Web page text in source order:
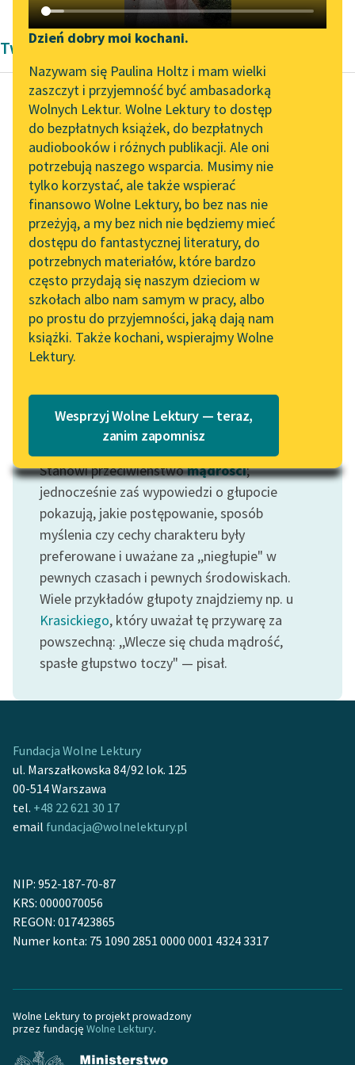
Katalog DAISY
Podkasty o książkach
Zgłoś brak utworu
Aktualności
„Prokurator Alicja Horn”
do słuchania
Byliśmy częścią AI Impact
Lab
Zapraszamy na spotkanie
online z tłumaczkami
literatury skandynawskiej
Spotkanie z Katarzyną
Tunkiel w Oslo
102. lata temu zmarł
Joseph Conrad
Lektury szkolne i klasyka
literatury do słuchania dla
uczennic i uczniów z
niepełnosprawnościami
E-kolekcja lektur
szkolnych i literatury do
słuchania dla uczennic i
uczniów z
niepełnosprawnościami
Feministyczne inspiracje.
Popularyzacja
skandynawskiej literatury
Kolekcje edukacyjne
twórców przechodzących
do domeny publicznej,
lektur szkolnych oraz
Starego Testamentu
Szkoła Poezji Wolnych
Lektur
Narzędzia
Mapa Wolnych Lektur
Leśmianator
Przewodnik dla piszących i
czytających
API
OAI-PMH
Widget Wolnych Lektur
Przypisy
Katalog w formacie PDF
O nas
O projekcie
Zespół
Dzień dobry moi kochani.
Nazywam się Paulina Holtz i mam wielki
zaszczyt i przyjemność być ambasadorką
Wolnych Lektur. Wolne Lektury to dostęp
do bezpłatnych książek, do bezpłatnych
audiobooków i różnych publikacji. Ale oni
potrzebują naszego wsparcia. Musimy nie
tylko korzystać, ale także wspierać
finansowo Wolne Lektury, bo bez nas nie
przeżyją, a my bez nich nie będziemy mieć
dostępu do fantastycznej literatury, do
potrzebnych materiałów, które bardzo
często przydają się naszym dzieciom w
szkołach albo nam samym w pracy, albo
po prostu do przyjemności, jaką dają nam
książki. Także kochani, wspierajmy Wolne
Lektury.
Wesprzyj Wolne Lektury — teraz,
zanim zapomnisz
Twórczość Bolesław Prus
Bolesław Prus
Lalka, tom
pierwszy
— Pan Wokulski, no…
to jest wielki interes —
odpowiada brunet. —
Ale ona jest głupia i
Łęcki...
Czytaj więcej
Motyw: Głupota
Stanowi przeciwieństwomądrości;
jednocześnie zaś wypowiedzi o głupocie
pokazują, jakie postępowanie, sposób
myślenia czy cechy charakteru były
preferowane i uważane za ,,niegłupie" w
pewnych czasach i pewnych środowiskach.
Wiele przykładów głupoty znajdziemy np. u
Krasickiego, który uważał tę przywarę za
powszechną: ,,Wlecze się chuda mądrość,
spasłe głupstwo toczy" — pisał.
Fundacja Wolne Lektury
ul. Marszałkowska 84/92 lok. 125
00-514 Warszawa
tel. +48 22 621 30 17
email fundacja@wolnelektury.pl
NIP: 952-187-70-87
KRS: 0000070056
REGON: 017423865
Numer konta: 75 1090 2851 0000 0001 4324 3317
Wolne Lektury to projekt prowadzony
przez fundację Wolne Lektury.